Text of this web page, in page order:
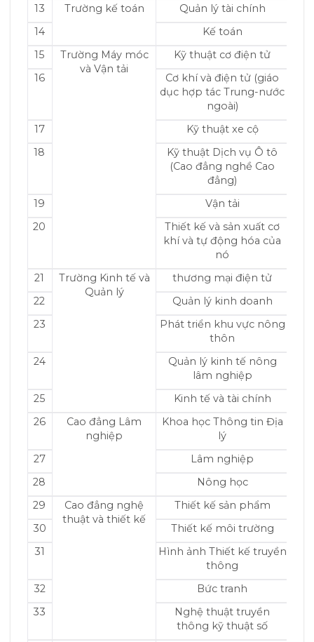
13
Trường kế toán
Quản lý tài chính
14
Kế toán
15
Trường Máy móc
và Vận tải
Kỹ thuật cơ điện tử
16
Cơ khí và điện tử (giáo
dục hợp tác Trung-nước
ngoài)
17
Kỹ thuật xe cộ
18
Kỹ thuật Dịch vụ Ô tô
(Cao đẳng nghề Cao
đẳng)
19
Vận tải
20
Thiết kế và sản xuất cơ
khí và tự động hóa của
nó
21
Trường Kinh tế và
Quản lý
thương mại điện tử
22
Quản lý kinh doanh
23
Phát triển khu vực nông
thôn
24
Quản lý kinh tế nông
lâm nghiệp
25
Kinh tế và tài chính
26
Cao đẳng Lâm
nghiệp
Khoa học Thông tin Địa
lý
27
Lâm nghiệp
28
Nông học
29
Cao đẳng nghệ
thuật và thiết kế
Thiết kế sản phẩm
30
Thiết kế môi trường
31
Hình ảnh Thiết kế truyền
thông
32
Bức tranh
33
Nghệ thuật truyền
thông kỹ thuật số